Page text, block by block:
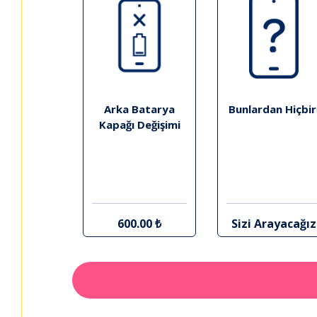
Arka Batarya
Kapağı Değişimi
600.00 ₺
Bunlardan
Sizi Arayacağız